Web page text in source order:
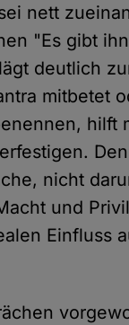
nett
"Es gibt
deutlich
mitbetet
hilft
nicht
und
Einfluss